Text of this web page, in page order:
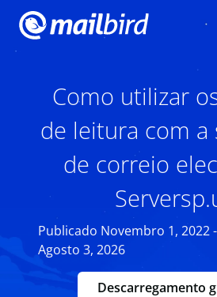
Como utilizar
de leitura com a
de correio
Publicado Novembro 1, 2022
Agosto 3, 2026
Descarregamento